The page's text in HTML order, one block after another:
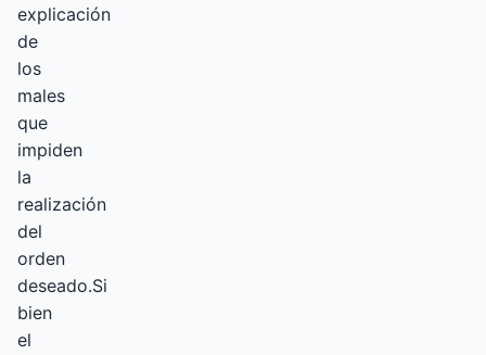
explicación
de
los
males
que
impiden
la
realización
del
orden
deseado.Si
bien
el